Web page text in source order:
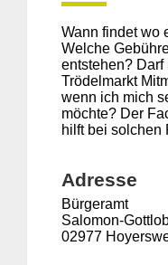
Wann findet wo
Welche
entstehen?
Trödelmarkt
wenn ich mich
möchte? Der
hilft bei solchen
Adresse
Bürgeramt
Salomon-
02977